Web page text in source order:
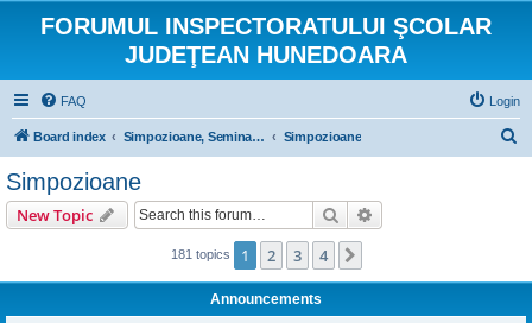
FORUMUL INSPECTORATULUI ŞCOLAR
JUDEŢEAN HUNEDOARA
FAQ Login
Board index Simpozioane, Seminarii si Concursuri scolare Simpozioane
Simpozioane
New Topic Search
181 topics 1 2 3 4
Announcements